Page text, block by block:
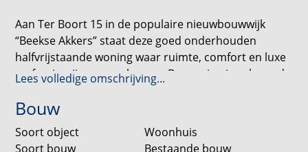
Aan Ter Boort 15 in de populaire nieuwbouwwijk
“Beekse Akkers” staat deze goed onderhouden
halfvrijstaande woning waar ruimte, comfort en luxe
op fraaie wijze samenkomen. De woning is gebouwd
in 2012 en beschikt over een royale leefruimte met
als absolute eyecatcher de luxe woonkeuken met
afwerking, uitstekende isolatievoorzieningen en
Lees volledige omschrijving...
Bouw
Soort object
Woonhuis
Soort bouw
Bestaande bouw